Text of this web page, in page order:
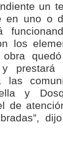
un
en uno o
los
obra
y
las
y
de